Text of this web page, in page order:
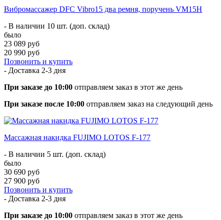
Вибромассажер DFC Vibro15 два ремня, поручень VM15H
- В наличии 10 шт. (доп. склад)
было
23 089 руб
20 990 руб
Позвонить и купить
- Доставка 2-3 дня
При заказе до 10:00 отправляем заказ в этот же день
При заказе после 10:00 отправляем заказ на следующий день
Массажная накидка FUJIMO LOTOS F-177
- В наличии 5 шт. (доп. склад)
было
30 690 руб
27 900 руб
Позвонить и купить
- Доставка 2-3 дня
При заказе до 10:00 отправляем заказ в этот же день